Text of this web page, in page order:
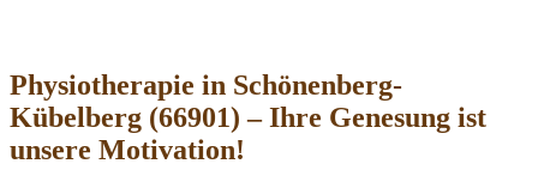
Physiotherapie in Schönenberg-
Kübelberg (66901) – Ihre Genesung ist
unsere Motivation!